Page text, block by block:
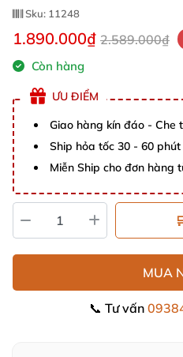
Sku: 11248
1.890.000₫ 2.589.000₫
Còn hàng
ƯU ĐIỂM
Giao hàng kín đáo - Che
Ship hỏa tốc 30 - 60 phút
Miễn Ship cho đơn hàng
MUA
📞 Tư vấn